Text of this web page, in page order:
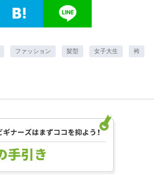
ファッション 髪型 女子大生 袴